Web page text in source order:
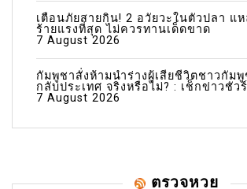
เตือนภัยสายกิน! 2 อวัยวะในตัวปลา แ
ร้ายแรงที่สุด ไม่ควรทานเด็ดขาด
7 August 2026
กัมพูชาสั่งห้ามนำร่างผู้เสียชีวิตชาวกัม
กลับประเทศ จริงหรือไม่? : เช็กข่าวชัวร์
7 August 2026
ตรวจหวย